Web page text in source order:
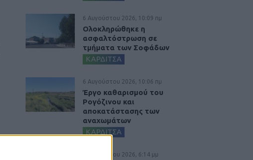
6 Αυγούστου 2026, 10:09 πμ
Ολοκληρώθηκε η
ασφαλτόστρωση σε
τμήματα των Σοφάδων
ΚΑΡΔΙΤΣΑ
6 Αυγούστου 2026, 10:06 πμ
Έργο καθαρισμού του
Ρογόζινου και
αποκατάστασης των
αναχωμάτων
ΚΑΡΔΙΤΣΑ
5 Αυγούστου 2026, 6:14 μμ